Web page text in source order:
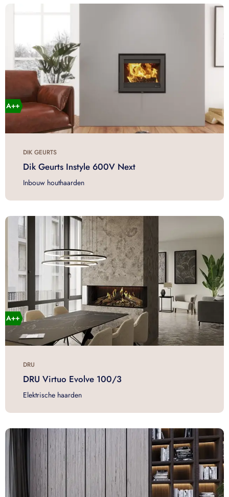
DIK GEURTS
Dik Geurts Instyle 600V Next
Inbouw houthaarden
DRU
DRU Virtuo Evolve 100/3
Elektrische haarden